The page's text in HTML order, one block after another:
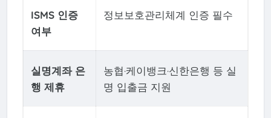
ISMS 인증
여부
정보보호관리체계 인증 필수
실명계좌 은
행 제휴
농협·케이뱅크·신한은행 등 실
명 입출금 지원